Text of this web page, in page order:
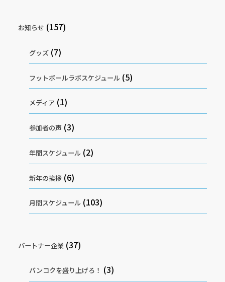
お知らせ (157)
グッズ (7)
フットボールラボスケジュール (5)
メディア (1)
参加者の声 (3)
年間スケジュール (2)
新年の挨拶 (6)
月間スケジュール (103)
パートナー企業 (37)
バンコクを盛り上げろ！ (3)